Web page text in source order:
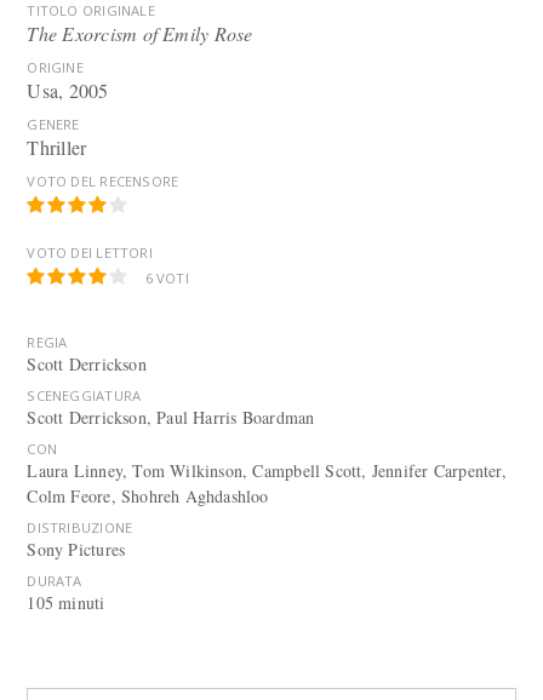
TITOLO ORIGINALE
The Exorcism of Emily Rose
ORIGINE
Usa, 2005
GENERE
Thriller
VOTO DEL RECENSORE
VOTO DEI LETTORI
6VOTI
REGIA
Scott Derrickson
SCENEGGIATURA
Scott Derrickson, Paul Harris Boardman
CON
Laura Linney, Tom Wilkinson, Campbell Scott, Jennifer Carpenter,
Colm Feore, Shohreh Aghdashloo
DISTRIBUZIONE
Sony Pictures
DURATA
105 minuti